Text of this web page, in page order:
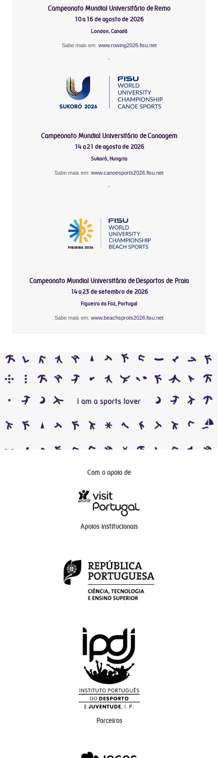
Campeonato Mundial Universitário de Remo
10 a 16 de agosto de 2026
London, Canadá
Sabe mais em: www.rowing2026.fisu.net
-
Campeonato Mundial Universitário de Canoagem
14 a 21 de agosto de 2026
Sukoró, Hungria
Sabe mais em: www.canoesports2026.fisu.net
-
Campeonato Mundial Universitário de Desportos de Praia
14 a 23 de setembro de 2026
Figueira da Foz, Portugal
Sabe mais em: www.beachsprots2026.fisu.net
Com o apoio de
Apoios institucionais
Parceiros